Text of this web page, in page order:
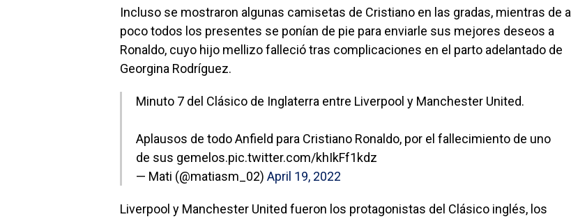
Incluso se mostraron algunas camisetas de Cristiano en las gradas, mientras de a
poco todos los presentes se ponían de pie para enviarle sus mejores deseos a
Ronaldo, cuyo hijo mellizo falleció tras complicaciones en el parto adelantado de
Georgina Rodríguez.
Minuto 7 del Clásico de Inglaterra entre Liverpool y Manchester United.
Aplausos de todo Anfield para Cristiano Ronaldo, por el fallecimiento de uno
de sus gemelos.pic.twitter.com/khIkFf1kdz
— Mati (@matiasm_02) April 19, 2022
Liverpool y Manchester United fueron los protagonistas del Clásico inglés, los